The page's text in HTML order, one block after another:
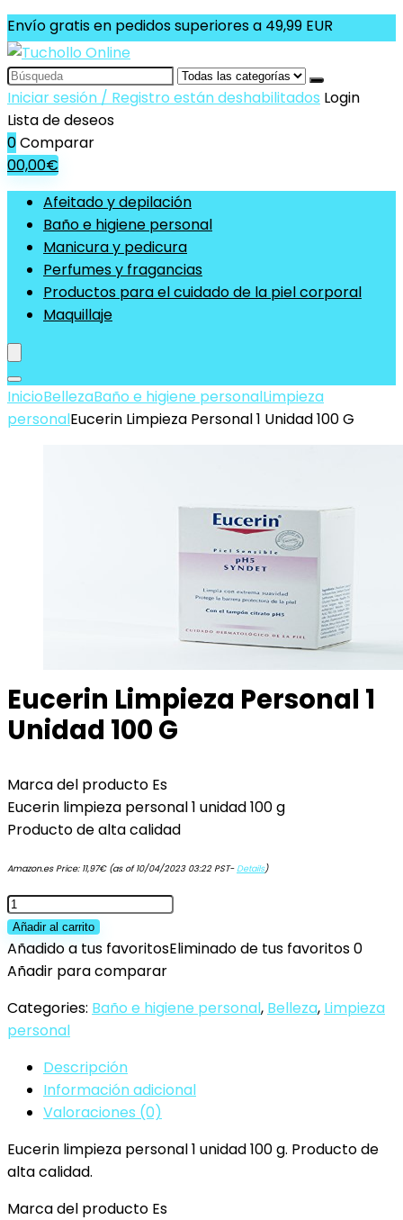
Envío gratis en pedidos superiores a 49,99 EUR
Search
for:
Iniciar sesión / Registro están deshabilitados Login
Lista de deseos
0Comparar
00,00€
Afeitado y depilación
Baño e higiene personal
Manicura y pedicura
Perfumes y fragancias
Productos para el cuidado de la piel corporal
Maquillaje
InicioBellezaBaño e higiene personalLimpieza
personalEucerin Limpieza Personal 1 Unidad 100 G
Eucerin Limpieza Personal 1
Unidad 100 G
Marca del producto Es
Eucerin limpieza personal 1 unidad 100 g
Producto de alta calidad
Amazon.es Price: 11,97€(as of 10/04/2023 03:22 PST-Details)
Eucerin
Limpieza
Personal
1
100
G
cantidad
Añadir al carrito
Añadido a tus favoritosEliminado de tus favoritos0
Añadir para comparar
Categories: Baño e higiene personal, Belleza, Limpieza
personal
Descripción
Información adicional
Valoraciones (0)
Eucerin limpieza personal 1 unidad 100 g. Producto de
alta calidad.
Marca del producto Es